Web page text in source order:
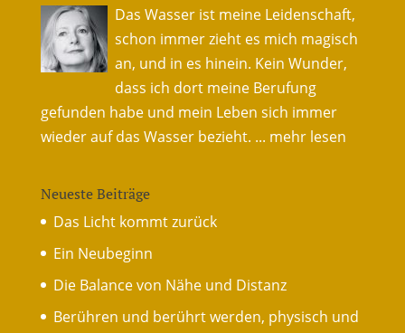
Das Wasser ist meine Leidenschaft,
schon immer zieht es mich magisch
an, und in es hinein. Kein Wunder,
dass ich dort meine Berufung
gefunden habe und mein Leben sich immer
wieder auf das Wasser bezieht. ... mehr lesen
Neueste Beiträge
Das Licht kommt zurück
Ein Neubeginn
Die Balance von Nähe und Distanz
Berühren und berührt werden, physisch und